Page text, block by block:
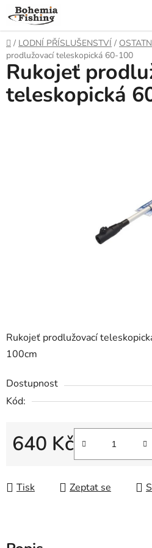
Přejít
na
obsah
Domů
/ LODNÍ PŘÍSLUŠENSTVÍ /
prodlužovací teleskopická 60-100
Rukojeť prodlužovací
100cm
Dostupnost
Kód:
640 Kč
Tisk Zeptat se
Rukojeť
teleskopická